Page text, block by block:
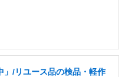
」/リユース品の検品・軽作